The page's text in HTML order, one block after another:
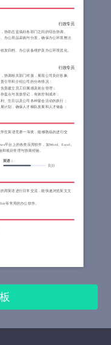
行政专员
协助总监搞好各部门之间的综合协调。
办公用品采购与分发，确保办公环境整洁
发归档、办公设备维护及办公环境优化。
行政专员
协调相关部门对接，展现公司良好形象;
引导和介绍公司的分布情况；
责建立员工归属感及前台管理；
盘点与发放登记，有效控制成本；
、生日以及公司各种宴会活动的执行；
计划，确保人才梯队发展和人才储备；
生英语竞赛一等奖，能够熟练的进行交
平台上的各类应用软件，如Word、Excel。
项目管理与协调经验。
英语：
良好
用英语进行日常交流，能快速浏览英文文
等常用的办公软件。